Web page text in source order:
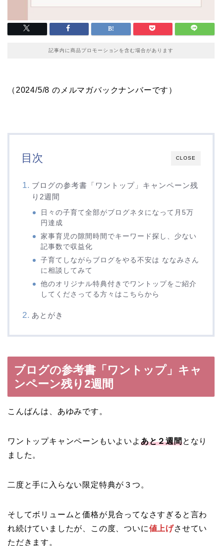
記事内に商品プロモーションを含む場合があります
（2024/5/8 のメルマガバックナンバーです）
CLOSE
目次
ブログの参考書「ワントップ」キャンペーン残
り2週間
日々の子育て全部がブログネタになって月5万
円達成
家事育児の隙間時間でキーワード探し、少ない
記事数で収益化
子育てしながらブログをやる不安は ななみさん
に相談してみて
他のオリジナル特典付きでワントップをご紹介
してくださってる方々はこちらから
あとがき
ブログの参考書「ワントップ」キャ
ンペーン残り2週間
こんばんは、あゆみです。
ワントップキャンペーンもいよいよ あと２週間となり
ました。
二度と手に入らない限定特典が３つ。
そしてボリュームと価格が見合ってなさすぎると言わ
れ続けていましたが、この度、ついに値上げさせてい
ただきます。